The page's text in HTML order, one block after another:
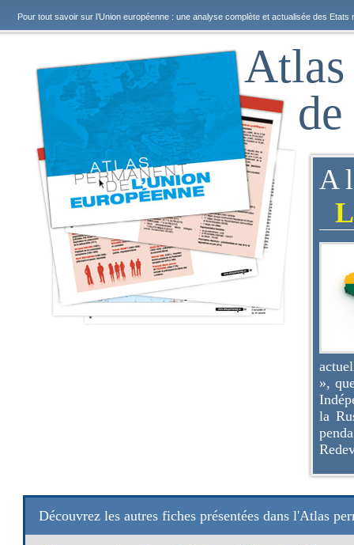
Pour tout savoir sur l’Union européenne : une analyse complète et actualisée des
Atlas
A
»,
la
Découvrez les autres fiches présentées dans l'Atlas